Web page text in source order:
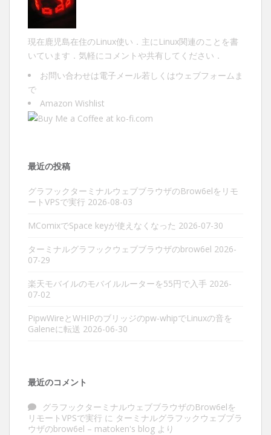
現在鹿児島在住のLinux使い．主にLinux関連のことを書
いています．気軽にコメントや共有してください．
お問い合わせは電子メール若しくは ウェブフォーム ま
で
Amazon Wishlist
最近の投稿
グラフックターミナルウェブブラウザのBrow6elをリモ
ートVPSで実行 2026-08-03
MComixでSpace keyが使えなくなった 2026-07-30
ターミナルグラフックウェブブラウザのbrow6el 2026-
07-29
楽天モバイルのモバイルルーターを55円で入手 2026-
07-02
PipwWireとWHIPのブリッジのpw-whipでLinuxの音を
Galeneに転送 2026-06-30
最近のコメント
グラフックターミナルウェブブラウザのBrow6elを
リモートVPSで実行 に ターミナルグラフックウェブブラ
ウザのbrow6el – matoken's blog より